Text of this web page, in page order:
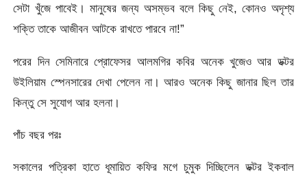
সেটা খুঁজে পাবেই। মানুষের জন্য অসম্ভব বলে কিছু নেই, কোনও অদৃশ্য
শক্তি তাকে আজীবন আটকে রাখতে পারবে না!”
পরের দিন সেমিনারে প্রোফেসর আলমগির কবির অনেক খুজেও আর ডক্টর
উইলিয়াম স্পেনসারের দেখা পেলেন না। আরও অনেক কিছু জানার ছিল তার
কিন্তু সে সুযোগ আর হলনা।
পাঁচ বছর পরঃ
সকালের পত্রিকা হাতে ধূমায়িত কফির মগে চুমুক দিচ্ছিলেন ডক্টর ইকবাল